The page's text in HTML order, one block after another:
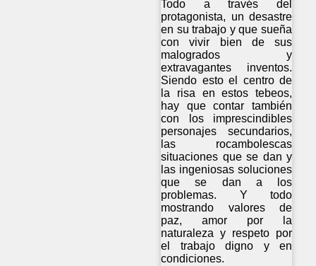
Todo a través del
protagonista, un desastre
en su trabajo y que sueña
con vivir bien de sus
malogrados y
extravagantes inventos.
Siendo esto el centro de
la risa en estos tebeos,
hay que contar también
con los imprescindibles
personajes secundarios,
las rocambolescas
situaciones que se dan y
las ingeniosas soluciones
que se dan a los
problemas. Y todo
mostrando valores de
paz, amor por la
naturaleza y respeto por
el trabajo digno y en
condiciones.